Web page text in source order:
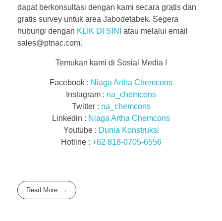
dapat berkonsultasi dengan kami secara gratis dan
gratis survey untuk area Jabodetabek. Segera
hubungi dengan KLIK DI SINI
atau melalui email
sales@ptnac.com.
Temukan kami di Sosial Media !
Facebook : Niaga Artha Chemcons
Instagram : na_chemcons
Twitter : na_chemcons
Linkedin : Niaga Artha Chemcons
Youtube : Dunia Konstruksi
Hotline : +62 818-0705-6556
Read More